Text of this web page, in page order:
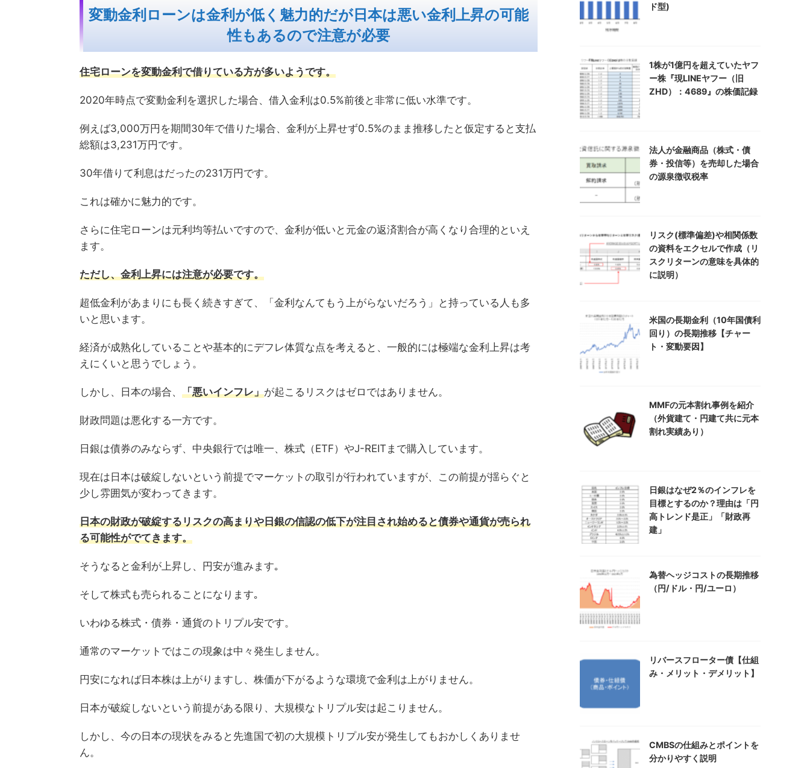
変動金利ローンは金利が低く魅力的だが日本は悪い金利上昇の可能
性もあるので注意が必要
住宅ローンを変動金利で借りている方が多いようです。
2020年時点で変動金利を選択した場合、借入金利は0.5%前後と非常に低い水準です。
例えば3,000万円を期間30年で借りた場合、金利が上昇せず0.5%のまま推移したと仮定すると支払
総額は3,231万円です。
30年借りて利息はだったの231万円です。
これは確かに魅力的です。
さらに住宅ローンは元利均等払いですので、金利が低いと元金の返済割合が高くなり合理的といえ
ます。
ただし、金利上昇には注意が必要です。
超低金利があまりにも長く続きすぎて、「金利なんてもう上がらないだろう」と持っている人も多
いと思います。
経済が成熟化していることや基本的にデフレ体質な点を考えると、一般的には極端な金利上昇は考
えにくいと思うでしょう。
しかし、日本の場合、 「悪いインフレ」が起こるリスクはゼロではありません。
財政問題は悪化する一方です。
日銀は債券のみならず、中央銀行では唯一、株式（ETF）やJ-REITまで購入しています。
現在は日本は破綻しないという前提でマーケットの取引が行われていますが、この前提が揺らぐと
少し雰囲気が変わってきます。
日本の財政が破綻するリスクの高まりや日銀の信認の低下が注目され始めると債券や通貨が売られ
る可能性がでてきます。
そうなると金利が上昇し、円安が進みます｡
そして株式も売られることになります｡
いわゆる株式・債券・通貨のトリプル安です。
通常のマーケットではこの現象は中々発生しません。
円安になれば日本株は上がりますし、株価が下がるような環境で金利は上がりません。
日本が破綻しないという前提がある限り、大規模なトリプル安は起こりません。
しかし、今の日本の現状をみると先進国で初の大規模トリプル安が発生してもおかしくありませ
ん。
ド型)
1株が1億円を超えていたヤフ
ー株『現LINEヤフー（旧
ZHD）：4689』の株価記録
法人が金融商品（株式・債
券・投信等）を売却した場合
の源泉徴収税率
リスク(標準偏差)や相関係数
の資料をエクセルで作成（リ
スクリターンの意味を具体的
に説明）
米国の長期金利（10年国債利
回り）の長期推移【チャー
ト・変動要因】
MMFの元本割れ事例を紹介
（外貨建て・円建て共に元本
割れ実績あり）
日銀はなぜ2％のインフレを
目標とするのか？理由は「円
高トレンド是正」「財政再
建」
為替ヘッジコストの長期推移
（円/ドル・円/ユーロ）
リバースフローター債【仕組
み・メリット・デメリット】
CMBSの仕組みとポイントを
分かりやすく説明